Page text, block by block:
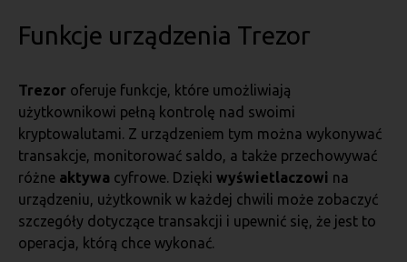
Funkcje urządzenia Trezor
Trezor oferuje funkcje, które umożliwiają
użytkownikowi pełną kontrolę nad swoimi
kryptowalutami. Z urządzeniem tym można wykonywać
transakcje, monitorować saldo, a także przechowywać
różne aktywa cyfrowe. Dzięki wyświetlaczowi na
urządzeniu, użytkownik w każdej chwili może zobaczyć
szczegóły dotyczące transakcji i upewnić się, że jest to
operacja, którą chce wykonać.